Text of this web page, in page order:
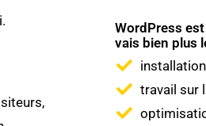
WordPress
vais bien plus
travail sur